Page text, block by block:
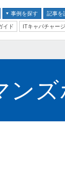
事例を探す
記事を
イド
ITキャパチャージ
ンズ